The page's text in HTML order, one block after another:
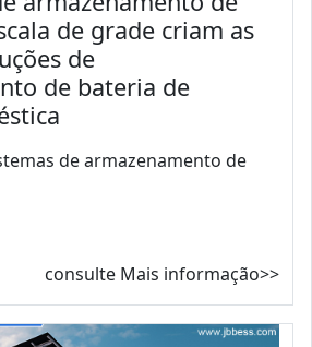
de grade criam as
de
de bateria de
de armazenamento de
consulte Mais informação>>